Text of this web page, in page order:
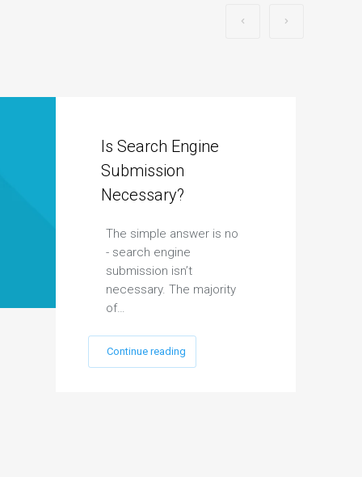
Is Search Engine
Submission
Necessary?
The simple answer is no
- search engine
submission isn’t
necessary. The majority
of…
Continue reading